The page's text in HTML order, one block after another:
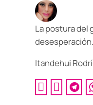
La postura del
desesperación.
Itandehui